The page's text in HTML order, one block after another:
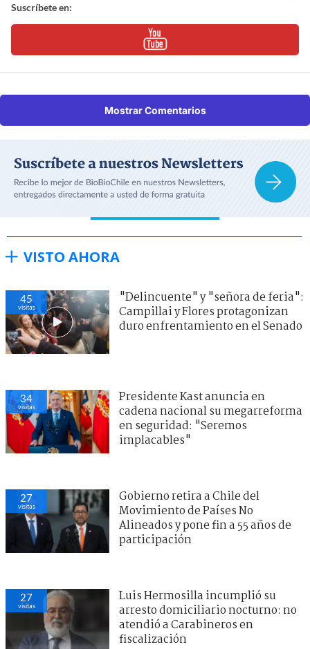
Suscríbete en:
Mostrar Comentarios
VISTO AHORA
45
visitas
"Delincuente" y "señora de feria":
Campillai y Flores protagonizan
duro enfrentamiento en el Senado
34
visitas
Presidente Kast anuncia en
cadena nacional su megarreforma
en seguridad: "Seremos
implacables"
27
visitas
Gobierno retira a Chile del
Movimiento de Países No
Alineados y pone fin a 55 años de
participación
27
visitas
Luis Hermosilla incumplió su
arresto domiciliario nocturno: no
atendió a Carabineros en
fiscalización